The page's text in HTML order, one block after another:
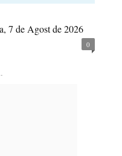
7 de Agost de 2026
0